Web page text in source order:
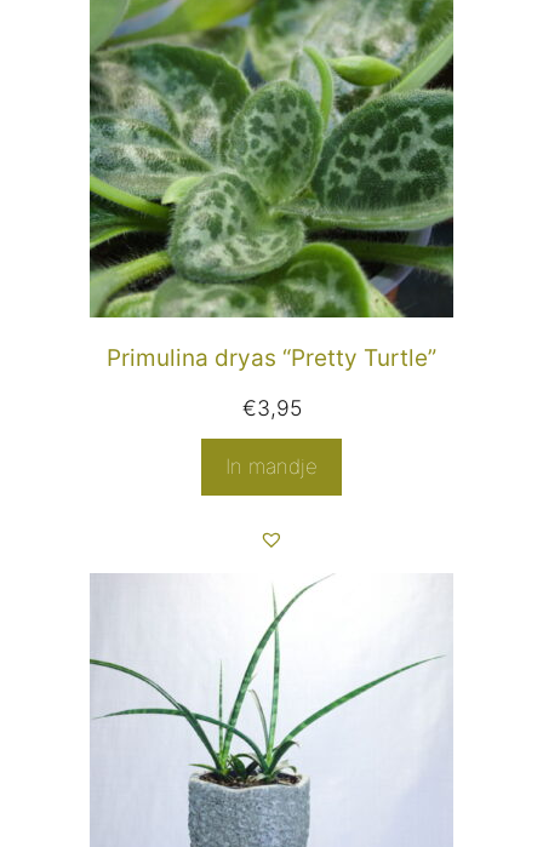
Primulina dryas “Pretty Turtle”
€3,95
In mandje